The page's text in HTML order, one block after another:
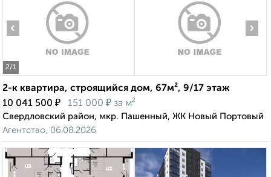
2/1
‹ ›
2-к квартира, строящийся дом, 67м², 9/17 этаж
10 041 500 ₽ 151 000 ₽ за м²
Свердловский район, мкр. Пашенный, ЖК Новый Портовый
Агентство, 06.08.2026